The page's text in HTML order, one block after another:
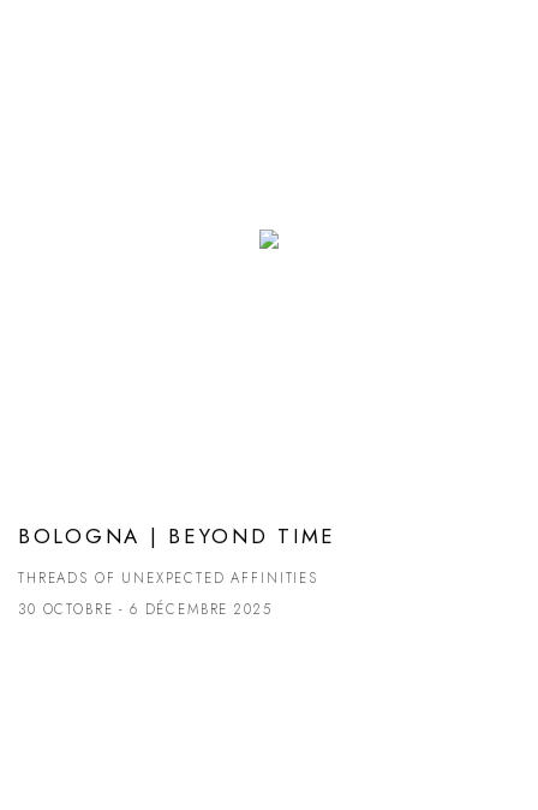
BOLOGNA | BEYOND TIME
THREADS OF UNEXPECTED AFFINITIES
30 OCTOBRE - 6 DÉCEMBRE 2025